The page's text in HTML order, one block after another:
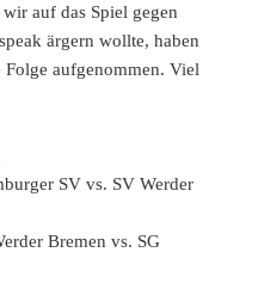
auf das Spiel gegen
ärgern wollte, haben
aufgenommen. Viel
SV vs. SV Werder
Bremen vs. SG